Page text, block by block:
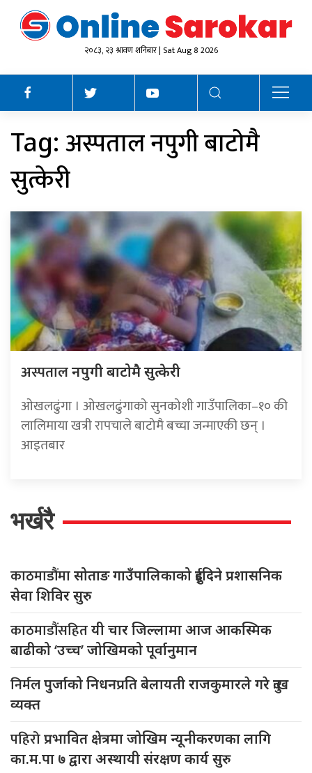
२०८३, २३ श्रावण शनिबार | Sat Aug 8 2026
Tag: अस्पताल नपुगी बाटोमै
सुत्केरी
अस्पतालनपुगी बाटोमै सुत्केरी
ओखलढुंगा । ओखलढुंगाको सुनकोशी गाउँपालिका–१० की
लालिमाया खत्री रापचाले बाटोमै बच्चा जन्माएकी छन् ।
आइतबार
भर्खरै
काठमाडौंमासोताङ गाउँपालिकाको दुईदिने प्रशासनिक
सेवा शिविर सुरु
काठमाडौंसहितयी चार जिल्लामा आज आकस्मिक
बाढीको ‘उच्च’ जोखिमको पूर्वानुमान
निर्मलपुर्जाको निधनप्रति बेलायती राजकुमारले गरे दुःख
व्यक्त
पहिरोप्रभावित क्षेत्रमा जोखिम न्यूनीकरणका लागि
का.म.पा ७ द्वारा अस्थायी संरक्षण कार्य सुरु